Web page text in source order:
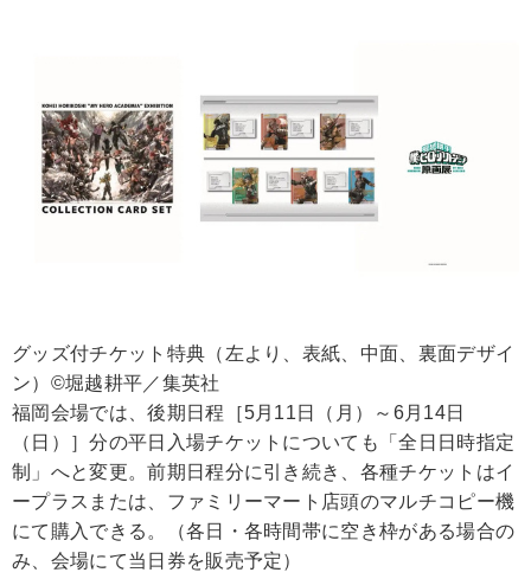
グッズ付チケット特典（左より、表紙、中面、裏面デザイ
ン）©堀越耕平／集英社
福岡会場では、後期日程［5月11日（月）～6月14日
（日）］分の平日入場チケットについても「全日日時指定
制」へと変更。前期日程分に引き続き、各種チケットはイ
ープラスまたは、ファミリーマート店頭のマルチコピー機
にて購入できる。（各日・各時間帯に空き枠がある場合の
み、会場にて当日券を販売予定）